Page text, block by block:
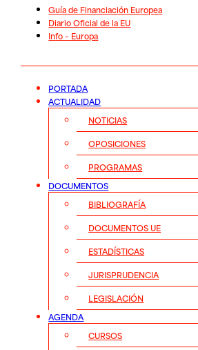
Guía de Financiación Europea
Diario Oficial de la EU
Info – Europa
PORTADA
ACTUALIDAD
NOTICIAS
OPOSICIONES
PROGRAMAS
DOCUMENTOS
BIBLIOGRAFÍA
DOCUMENTOS UE
ESTADÍSTICAS
JURISPRUDENCIA
LEGISLACIÓN
AGENDA
CURSOS